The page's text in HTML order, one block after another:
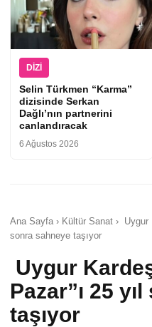
DIZI
Selin Türkmen “Karma”
dizisinde Serkan
Dağlı’nın partnerini
canlandıracak
6 Ağustos 2026
Ana Sayfa › Kültür Sanat › Uygur
sonra sahneye taşıyor
Uygur
Pazar”ı 25
taşıyor